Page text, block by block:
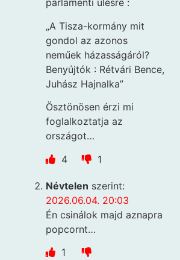
parlamenti ülésre :
„A Tisza-kormány mit
gondol az azonos
neműek házasságáról?
Benyújtók : Rétvári Bence,
Juhász Hajnalka”
Ösztönösen érzi mi
foglalkoztatja az
országot…
4
1
Névtelen szerint:
2026.06.04. 20:03
Én csinálok majd aznapra
popcornt…
1